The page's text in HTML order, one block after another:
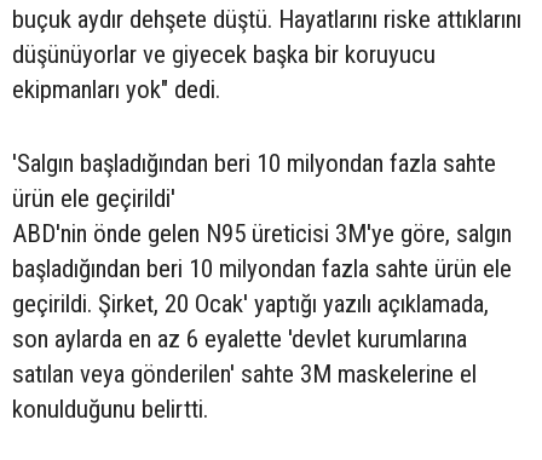
buçuk aydır dehşete düştü. Hayatlarını riske attıklarını
düşünüyorlar ve giyecek başka bir koruyucu
ekipmanları yok" dedi.
'Salgın başladığından beri 10 milyondan fazla sahte
ürün ele geçirildi'
ABD'nin önde gelen N95 üreticisi 3M'ye göre, salgın
başladığından beri 10 milyondan fazla sahte ürün ele
geçirildi. Şirket, 20 Ocak' yaptığı yazılı açıklamada,
son aylarda en az 6 eyalette 'devlet kurumlarına
satılan veya gönderilen' sahte 3M maskelerine el
konulduğunu belirtti.